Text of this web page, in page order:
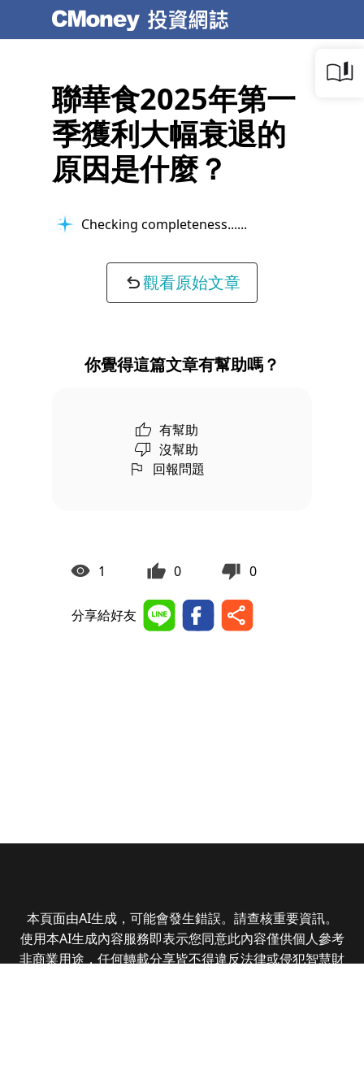
聯華食2025年第一
季獲利大幅衰退的
原因是什麼？
Checking completeness...
觀看原始文章
你覺得這篇文章有幫助嗎？
有幫助
沒幫助
回報問題
1 0 0
分享給好友
本頁面由AI生成，可能會發生錯誤。請查核重要資訊。
使用本AI生成內容服務即表示您同意此內容僅供個人參考
非商業用途，任何轉載分享皆不得違反法律或侵犯智慧財